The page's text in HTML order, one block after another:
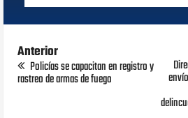
Anterior
Policías se capacitan en registro y
rastreo de armas de fuego